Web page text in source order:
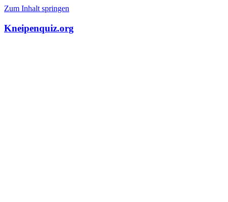
Zum Inhalt springen
Kneipenquiz.org